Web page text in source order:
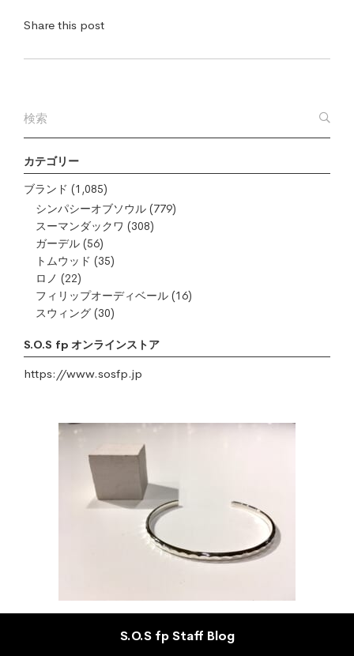
カテゴリー
ブランド (1,085)
シンパシーオブソウル (779)
スーマンダックワ (308)
ガーデル (56)
トムウッド (35)
ロノ (22)
フィリップオーディベール (16)
スウィング (30)
S.O.S fp オンラインストア
https://www.sosfp.jp
Share this post
S.O.S fp Staff Blog